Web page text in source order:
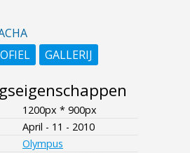
GALLERIJ
1200px * 900px
April - 11 - 2010
Olympus